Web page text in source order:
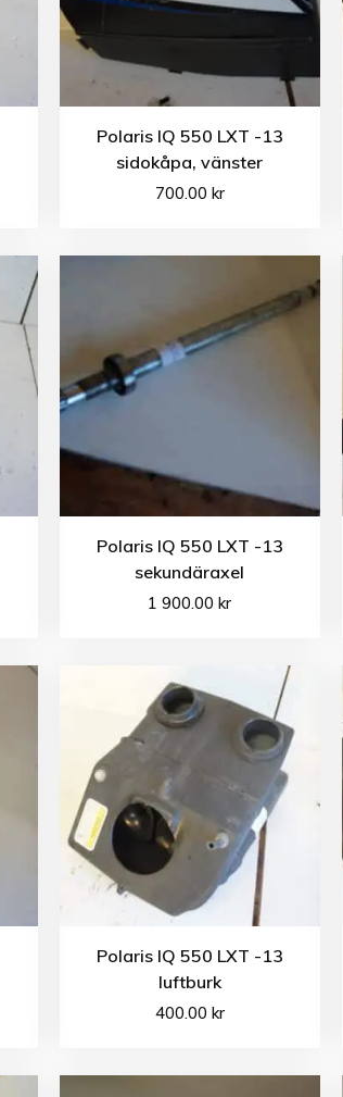
Polaris IQ 550 LXT -13
sidokåpa, vänster
700.00 kr
Polaris IQ 550 LXT -13
sekundäraxel
1 900.00kr
Polaris IQ 550 LXT -13
luftburk
400.00 kr